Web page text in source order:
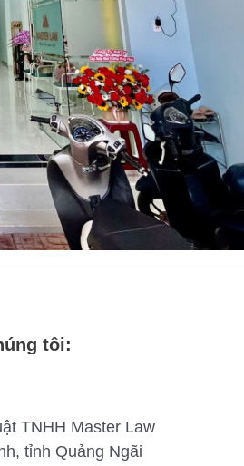
tôi:
TNHH Master Law
tỉnh Quảng Ngãi